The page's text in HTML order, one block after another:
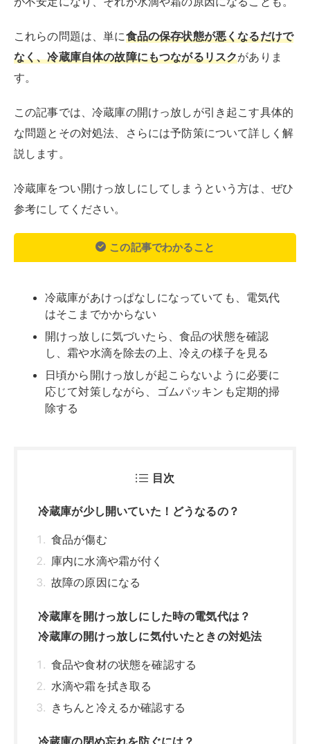
参考にしてください。
この記事でわかること
はそこまでかからない
開けっ放しに気づいたら、食品の状態を確認
し、霜や水滴を除去の上、冷えの様子を見る
応じて対策しながら、ゴムパッキンも定期的掃
除する
冷蔵庫が少し開いていた！どうなるの？
食品が傷む
庫内に水滴や霜が付く
故障の原因になる
冷蔵庫を開けっ放しにした時の電気代は？
水滴や霜を拭き取る
きちんと冷えるか確認する
冷蔵庫の閉め忘れを防ぐには？
ゴムパッキンを掃除する
締め忘れ防止アラームを取り付ける
いたずら防止グッズを取り付ける
冷蔵庫の開けっ放しは水滴・霜の原因になり
故障にもつながる
関連記事はこちら